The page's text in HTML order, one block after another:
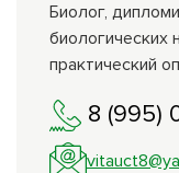
Биолог,
практический
8 (995)